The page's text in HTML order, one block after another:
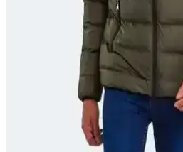
Kanada kışına dayanıklı, prenses
thinsulate ve suni kürk malzemeleriyle
giyim ürünü ortaya çıkarıldı.
Ssm Su ve Rüzgar Geçirmez
Karşılaştırması ve Kullanım
Ssm'nin su ve rüzgar geçirmez
özellikleri inceleyin, kullanım